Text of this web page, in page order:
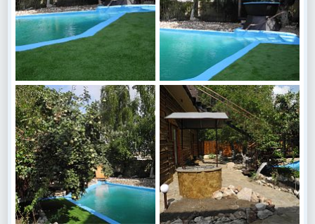
DSCN6570
Василий Куценко
20 Сен 2017
0
0
DSCN6569
Василий Куценко
20 Сен 2017
0
0